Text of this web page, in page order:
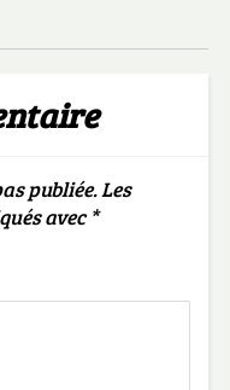
publiée.Les
avec*